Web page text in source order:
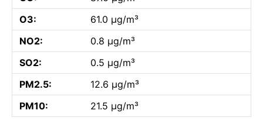
O3:
61.0 µg/m³
NO2:
0.8 µg/m³
SO2:
0.5 µg/m³
PM2.5:
12.6 µg/m³
PM10:
21.5 µg/m³